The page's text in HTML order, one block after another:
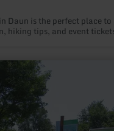
Daun is the perfect place to
hiking tips, and event